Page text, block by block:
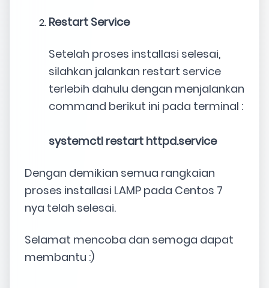
Restart Service
Setelah proses installasi selesai,
silahkan jalankan restart service
terlebih dahulu dengan menjalankan
command berikut ini pada terminal :
systemctl restart httpd.service
Dengan demikian semua rangkaian
proses installasi LAMP pada Centos 7
nya telah selesai.
Selamat mencoba dan semoga dapat
membantu :)